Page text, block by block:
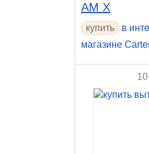
AM X
в
магазине